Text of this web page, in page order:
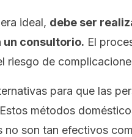
ideal, debe ser
consultorio. El
riesgo de
para que las
métodos
no son tan efectivos